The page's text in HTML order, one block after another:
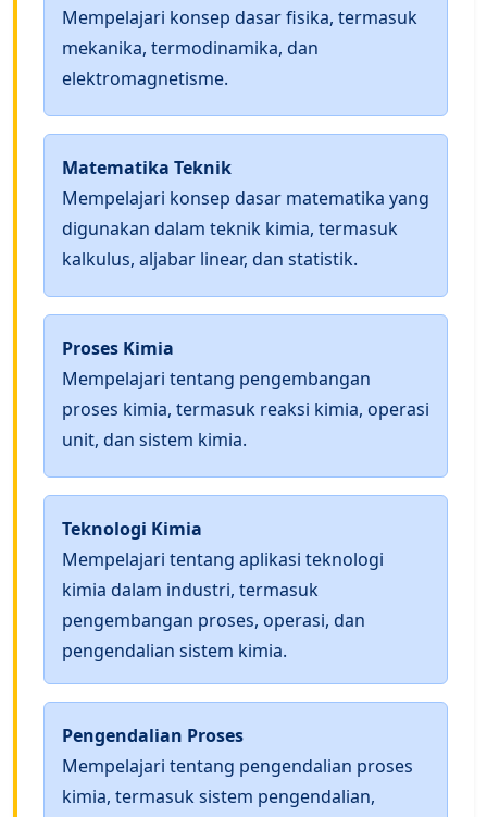
Mempelajari konsep dasar fisika, termasuk
mekanika, termodinamika, dan
elektromagnetisme.
Matematika Teknik
Mempelajari konsep dasar matematika yang
digunakan dalam teknik kimia, termasuk
kalkulus, aljabar linear, dan statistik.
Proses Kimia
Mempelajari tentang pengembangan
proses kimia, termasuk reaksi kimia, operasi
unit, dan sistem kimia.
Teknologi Kimia
Mempelajari tentang aplikasi teknologi
kimia dalam industri, termasuk
pengembangan proses, operasi, dan
pengendalian sistem kimia.
Pengendalian Proses
Mempelajari tentang pengendalian proses
kimia, termasuk sistem pengendalian,